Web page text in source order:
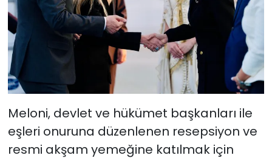
Meloni, devlet ve hükümet başkanları ile
eşleri onuruna düzenlenen resepsiyon ve
resmi akşam yemeğine katılmak için